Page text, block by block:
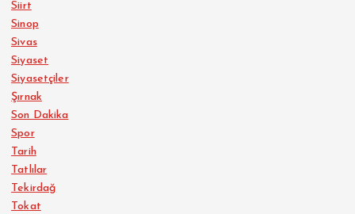
Siirt
Sinop
Sivas
Siyaset
Siyasetçiler
Şırnak
Son Dakika
Spor
Tarih
Tatlılar
Tekirdağ
Tokat